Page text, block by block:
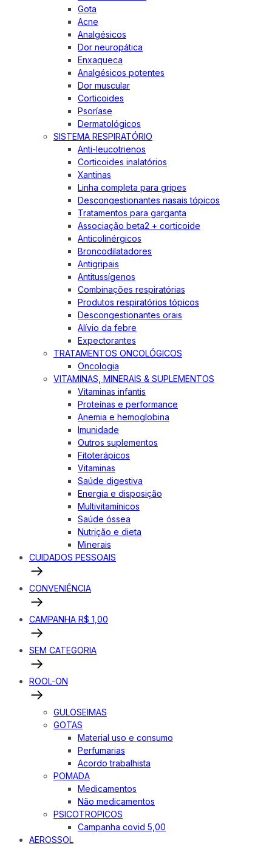
Gota
Acne
Analgésicos
Dor neuropática
Enxaqueca
Analgésicos potentes
Dor muscular
Corticoides
Psoríase
Dermatológicos
SISTEMA RESPIRATÓRIO
Anti-leucotrienos
Corticoides inalatórios
Xantinas
Linha completa para gripes
Descongestionantes nasais tópicos
Tratamentos para garganta
Associação beta2 + corticoide
Anticolinérgicos
Broncodilatadores
Antigripais
Antitussígenos
Combinações respiratórias
Produtos respiratórios tópicos
Descongestionantes orais
Alívio da febre
Expectorantes
TRATAMENTOS ONCOLÓGICOS
Oncologia
VITAMINAS, MINERAIS & SUPLEMENTOS
Vitaminas infantis
Proteínas e performance
Anemia e hemoglobina
Imunidade
Outros suplementos
Fitoterápicos
Vitaminas
Saúde digestiva
Energia e disposição
Multivitamínicos
Saúde óssea
Nutrição e dieta
Minerais
CUIDADOS PESSOAIS
CONVENIÊNCIA
CAMPANHA R$ 1,00
SEM CATEGORIA
ROOL-ON
GULOSEIMAS
GOTAS
Material uso e consumo
Perfumarias
Acordo trabalhista
POMADA
Medicamentos
Não medicamentos
PSICOTROPICOS
Campanha covid 5,00
AEROSSOL